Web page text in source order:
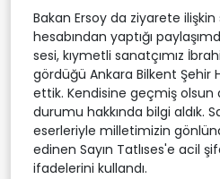
Bakan Ersoy da ziyarete
hesabından yaptığı
sesi, kıymetli sanatçımız
gördüğü Ankara Bilkent Şehir
ettik. Kendisine geçmiş olsun
durumu hakkında bilgi aldık.
eserleriyle milletimizin
edinen Sayın Tatlıses'e acil
ifadelerini kullandı.